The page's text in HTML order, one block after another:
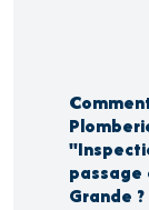
passage
Grande ?